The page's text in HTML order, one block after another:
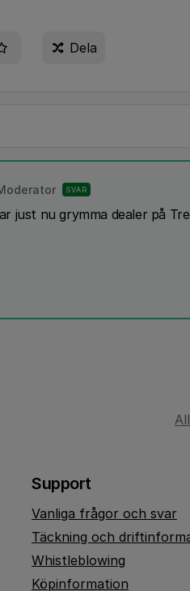
Dela
SVAR
just nu grymma dealer på
Support
Vanliga frågor och svar
Täckning och
Whistleblowing
Köpinformation